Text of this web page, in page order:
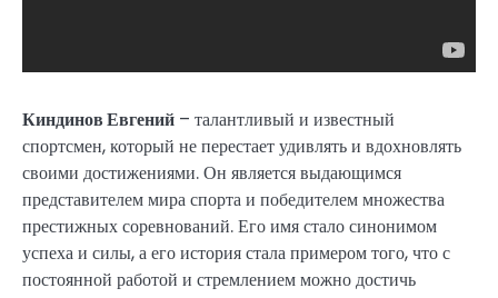
Киндинов Евгений – талантливый и известный
спортсмен, который не перестает удивлять и вдохновлять
своими достижениями. Он является выдающимся
представителем мира спорта и победителем множества
престижных соревнований. Его имя стало синонимом
успеха и силы, а его история стала примером того, что с
постоянной работой и стремлением можно достичь